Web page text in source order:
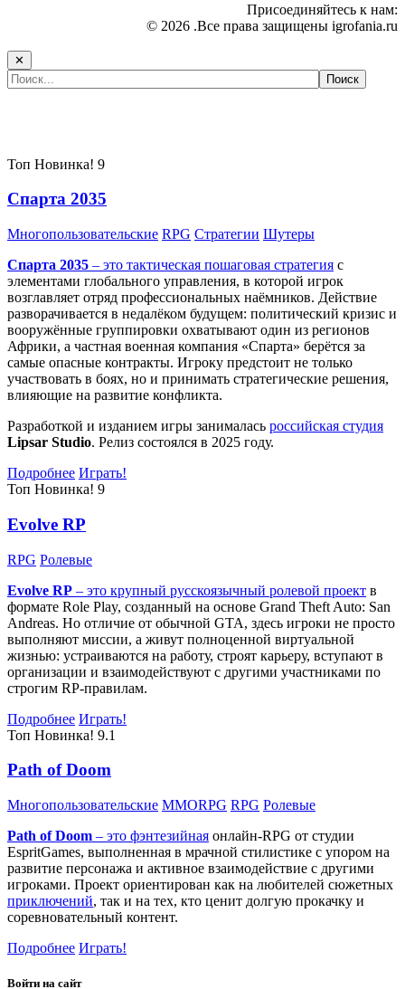
Присоединяйтесь к нам:
© 2026 .Все права защищены igrofania.ru
✕
Топ Новинка! 9
Спарта 2035
Многопользовательские RPG Стратегии Шутеры
Спарта 2035 – это тактическая пошаговая стратегия с
элементами глобального управления, в которой игрок
возглавляет отряд профессиональных наёмников. Действие
разворачивается в недалёком будущем: политический кризис и
вооружённые группировки охватывают один из регионов
Африки, а частная военная компания «Спарта» берётся за
самые опасные контракты. Игроку предстоит не только
участвовать в боях, но и принимать стратегические решения,
влияющие на развитие конфликта.
Разработкой и изданием игры занималась российская студия
Lipsar Studio. Релиз состоялся в 2025 году.
Подробнее Играть!
Топ Новинка! 9
Evolve RP
RPG Ролевые
Evolve RP – это крупный русскоязычный ролевой проект в
формате Role Play, созданный на основе Grand Theft Auto: San
Andreas. Но отличие от обычной GTA, здесь игроки не просто
выполняют миссии, а живут полноценной виртуальной
жизнью: устраиваются на работу, строят карьеру, вступают в
организации и взаимодействуют с другими участниками по
строгим RP-правилам.
Подробнее Играть!
Топ Новинка! 9.1
Path of Doom
Многопользовательские MMORPG RPG Ролевые
Path of Doom – это фэнтезийная онлайн-RPG от студии
EspritGames, выполненная в мрачной стилистике с упором на
развитие персонажа и активное взаимодействие с другими
игроками. Проект ориентирован как на любителей сюжетных
приключений, так и на тех, кто ценит долгую прокачку и
соревновательный контент.
Подробнее Играть!
Войти на сайт